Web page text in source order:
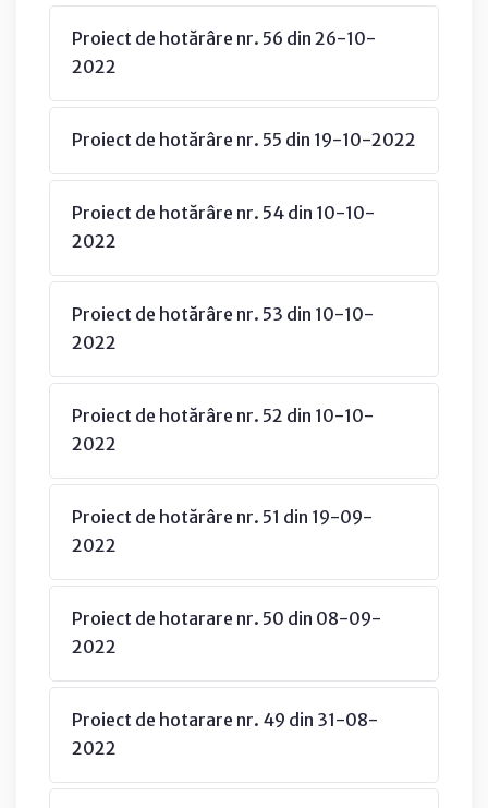
Proiect de hotărâre nr. 56 din 26-10-
2022
Proiect de hotărâre nr. 55 din 19-10-2022
Proiect de hotărâre nr. 54 din 10-10-
2022
Proiect de hotărâre nr. 53 din 10-10-
2022
Proiect de hotărâre nr. 52 din 10-10-
2022
Proiect de hotărâre nr. 51 din 19-09-
2022
Proiect de hotarare nr. 50 din 08-09-
2022
Proiect de hotarare nr. 49 din 31-08-
2022